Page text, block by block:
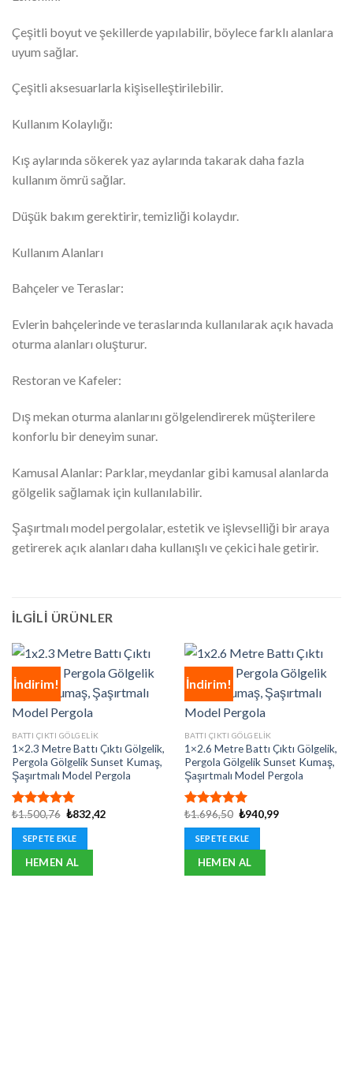
Çeşitli boyut ve şekillerde yapılabilir, böylece farklı alanlara
uyum sağlar.
Çeşitli aksesuarlarla kişiselleştirilebilir.
Kullanım Kolaylığı:
Kış aylarında sökerek yaz aylarında takarak daha fazla
kullanım ömrü sağlar.
Düşük bakım gerektirir, temizliği kolaydır.
Kullanım Alanları
Bahçeler ve Teraslar:
Evlerin bahçelerinde ve teraslarında kullanılarak açık havada
oturma alanları oluşturur.
Restoran ve Kafeler:
Dış mekan oturma alanlarını gölgelendirerek müşterilere
konforlu bir deneyim sunar.
Kamusal Alanlar: Parklar, meydanlar gibi kamusal alanlarda
gölgelik sağlamak için kullanılabilir.
Şaşırtmalı model pergolalar, estetik ve işlevselliği bir araya
getirerek açık alanları daha kullanışlı ve çekici hale getirir.
İLGILI ÜRÜNLER
İndirim!
BATTI ÇIKTI GÖLGELIK
1×2.3 Metre Battı Çıktı Gölgelik,
Pergola Gölgelik Sunset Kumaş,
Şaşırtmalı Model Pergola
5 üzerinden
5.00oy
aldı
₺1.500,76 Orijinal
₺1.500,76.
₺832,42Şu
SEPETE EKLE
HEMEN AL
İndirim!
BATTI ÇIKTI GÖLGELIK
1×2.6 Metre Battı Çıktı Gölgelik,
Pergola Gölgelik Sunset Kumaş,
Şaşırtmalı Model Pergola
5 üzerinden
5.00oy
aldı
₺1.696,50 Orijinal
₺1.696,50.
₺940,99Şu
SEPETE EKLE
HEMEN AL